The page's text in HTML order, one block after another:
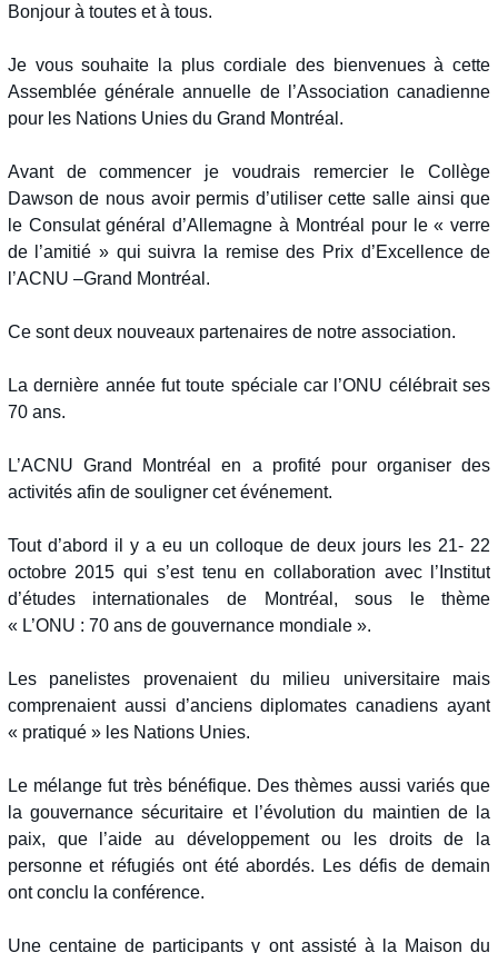
Bonjour à toutes et à tous.
Je vous souhaite la plus cordiale des bienvenues à cette
Assemblée générale annuelle de l’Association canadienne
pour les Nations Unies du Grand Montréal.
Avant de commencer je voudrais remercier le Collège
Dawson de nous avoir permis d’utiliser cette salle ainsi que
le Consulat général d’Allemagne à Montréal pour le « verre
de l’amitié » qui suivra la remise des Prix d’Excellence de
l’ACNU –Grand Montréal.
Ce sont deux nouveaux partenaires de notre association.
La dernière année fut toute spéciale car l’ONU célébrait ses
70 ans.
L’ACNU Grand Montréal en a profité pour organiser des
activités afin de souligner cet événement.
Tout d’abord il y a eu un colloque de deux jours les 21- 22
octobre 2015 qui s’est tenu en collaboration avec l’Institut
d’études internationales de Montréal, sous le thème
« L’ONU : 70 ans de gouvernance mondiale ».
Les panelistes provenaient du milieu universitaire mais
comprenaient aussi d’anciens diplomates canadiens ayant
« pratiqué » les Nations Unies.
Le mélange fut très bénéfique. Des thèmes aussi variés que
la gouvernance sécuritaire et l’évolution du maintien de la
paix, que l’aide au développement ou les droits de la
personne et réfugiés ont été abordés. Les défis de demain
ont conclu la conférence.
Une centaine de participants y ont assisté à la Maison du